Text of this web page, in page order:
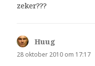
zeker???
Huug
28 oktober 2010 om 17:17